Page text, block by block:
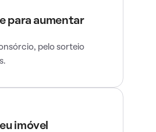
para aumentar
pelo sorteio
imóvel